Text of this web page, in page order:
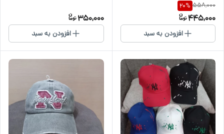
558,000
20%
445,000
افزودن به سبد
350,000
افزودن به سبد